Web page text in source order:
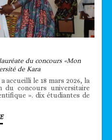
du concours «Mon
de Kara
accueilli le 18 mars 2026, la
du concours universitaire
». dix étudiantes de